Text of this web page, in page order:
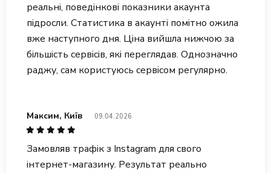
реальні, поведінкові показники акаунта
підросли. Статистика в акаунті помітно ожила
вже наступного дня. Ціна вийшла нижчою за
більшість сервісів, які переглядав. Однозначно
раджу, сам користуюсь сервісом регулярно.
Максим, Київ 09.04.2026
Замовляв трафік з Instagram для свого
інтернет-магазину. Результат реально